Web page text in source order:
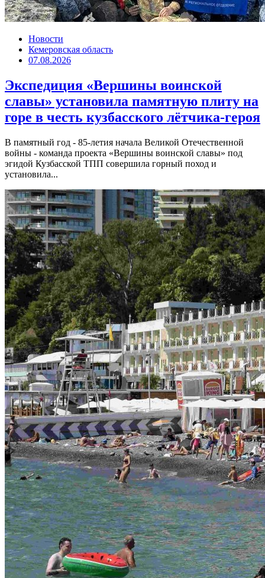
Новости
Кемеровская область
07.08.2026
Экспедиция «Вершины воинской
славы» установила памятную плиту на
горе в честь кузбасского лётчика-героя
В памятный год - 85-летия начала Великой Отечественной
войны - команда проекта «Вершины воинской славы» под
эгидой Кузбасской ТПП совершила горный поход и
установила...